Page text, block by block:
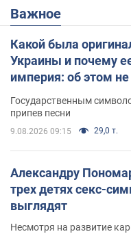
Важное
Какой была
Украины и почему
империя: об этом
Государственным
припев песни
9.08.2026 09:15 29,0 т.
Александру
трех детях секс-
выглядят
Несмотря на развитие